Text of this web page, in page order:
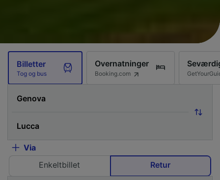
Billetter
Tog og bus
Overnatninger
Booking.com
Via
Enkeltbillet
Retur